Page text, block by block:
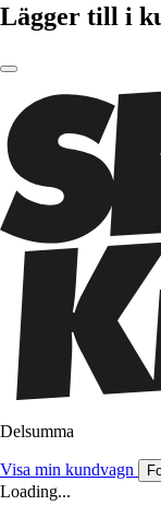
Lägger till i
Delsumma
Visa min kundvagn
Loading...